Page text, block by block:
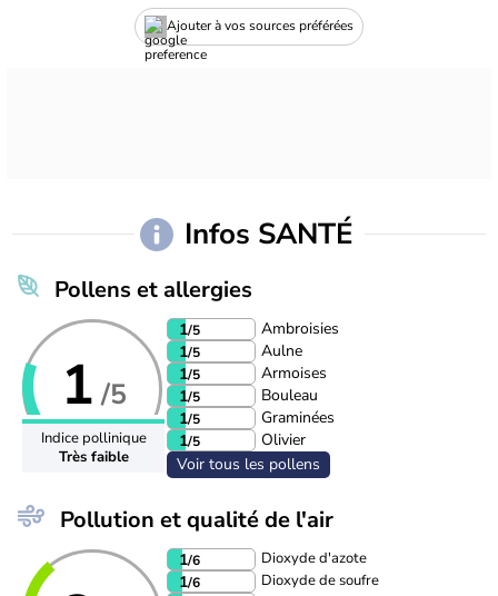
Ajouter à vos sources préférées
Infos SANTÉ
Pollens et allergies
1 /5
Indice pollinique
Très faible
1/5
Ambroisies
1/5
Aulne
1/5
Armoises
1/5
Bouleau
1/5
Graminées
1/5
Olivier
Voir tous les pollens
Pollution et qualité de l'air
1/6 Dioxyde d'azote
1/6 Dioxyde de soufre